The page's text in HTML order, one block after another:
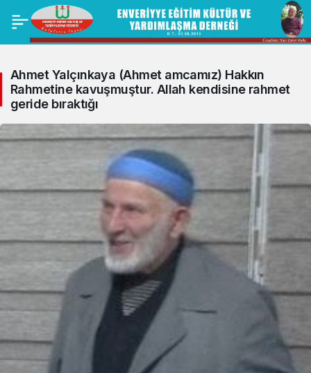
Ahmet Yalçınkaya (Ahmet amcamız) Hakkın
Rahmetine kavuşmuştur. Allah kendisine rahmet
geride bıraktığı